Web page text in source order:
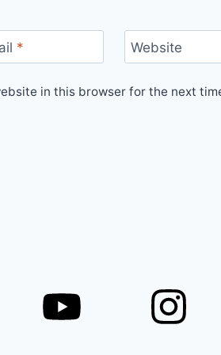
* Website
in this browser for the next